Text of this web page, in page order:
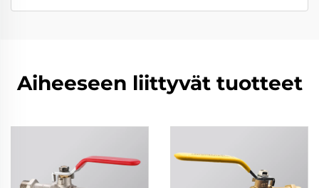
Aiheeseen liittyvät tuotteet